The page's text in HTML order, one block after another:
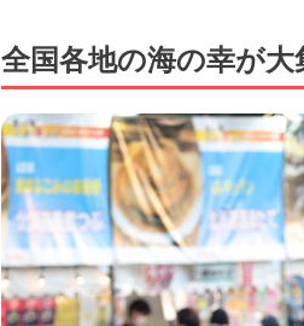
全国各地の海の幸が大